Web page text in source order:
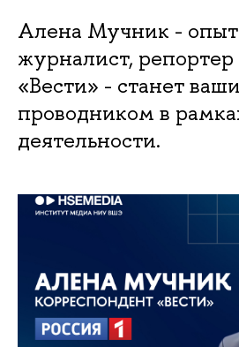
Алена Мучник -
журналист,
«Вести» - станет
проводником в
деятельности.